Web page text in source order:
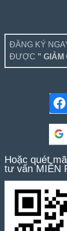
ĐĂNG KÝ
ĐƯỢC " GIẢM
Hoặc quét
tư vấn MIỄN